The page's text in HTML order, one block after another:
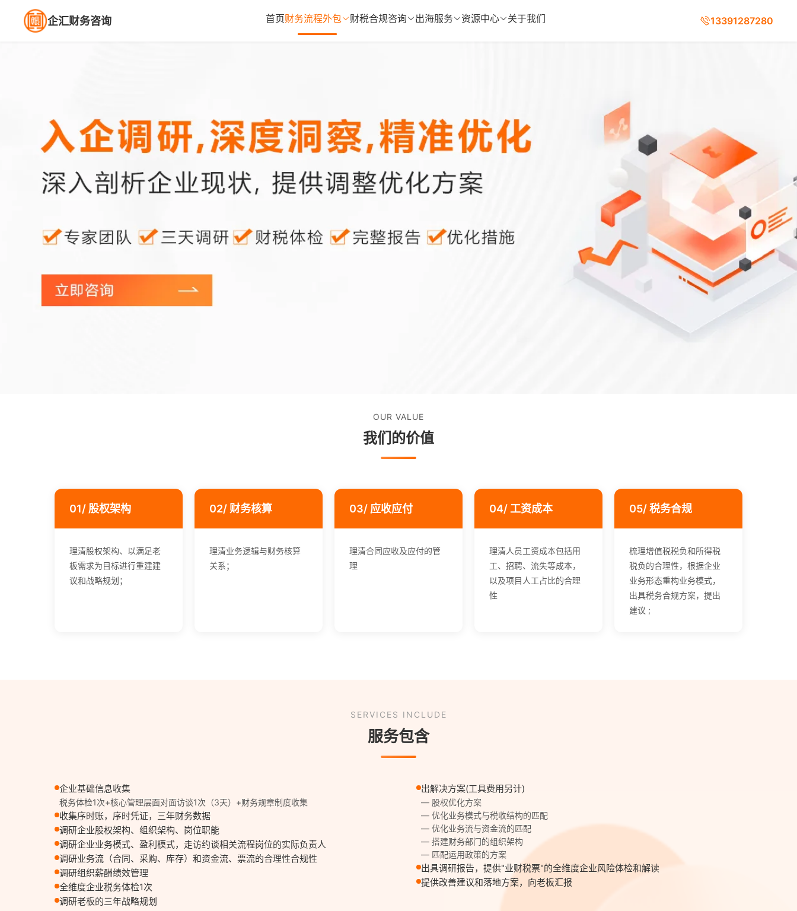
企汇财务咨询 首页财务流程外包 财税合规咨询 出海服务 资源中心 关于我们 13391287280
OUR VALUE
我们的价值
01/ 股权架构
理清股权架构、以满足老
板需求为目标进行重建建
议和战略规划；
02/ 财务核算
理清业务逻辑与财务核算
关系；
03/ 应收应付
理清合同应收及应付的管
理
04/ 工资成本
理清人员工资成本包括用
工、招聘、流失等成本，
以及项目人工占比的合理
性
05/ 税务合规
梳理增值税税负和所得税
税负的合理性，根据企业
业务形态重构业务模式，
出具税务合规方案，提出
建议 ;
SERVICES INCLUDE
服务包含
企业基础信息收集
税务体检1次+核心管理层面对面访谈1次（3天）+财务规章制度收集
收集序时账，序时凭证，三年财务数据
调研企业股权架构、组织架构、岗位职能
调研企业业务模式、盈利模式，走访约谈相关流程岗位的实际负责人
调研业务流（合同、采购、库存）和资金流、票流的合理性合规性
调研组织薪酬绩效管理
全维度企业税务体检1次
调研老板的三年战略规划
出解决方案(工具费用另计)
— 股权优化方案
— 优化业务模式与税收结构的匹配
— 优化业务流与资金流的匹配
— 搭建财务部门的组织架构
— 匹配运用政策的方案
出具调研报告，提供"业财税票"的全维度企业风险体检和解读
提供改善建议和落地方案，向老板汇报